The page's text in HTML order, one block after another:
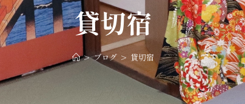
貸切宿
> ブログ > 貸切宿